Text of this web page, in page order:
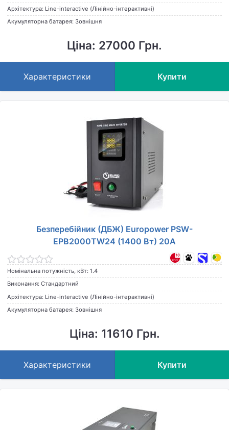
Архітектура: Line-interactive (Лінійно-інтерактивні)
Акумуляторна батарея: Зовнішня
Ціна: 27000 Грн.
Характеристики Купити
Безперебійник (ДБЖ) Europower PSW-
EPB2000TW24 (1400 Вт) 20А
Номінальна потужність, кВт: 1.4
Виконання: Стандартний
Архітектура: Line-interactive (Лінійно-інтерактивні)
Акумуляторна батарея: Зовнішня
Ціна: 11610 Грн.
Характеристики Купити